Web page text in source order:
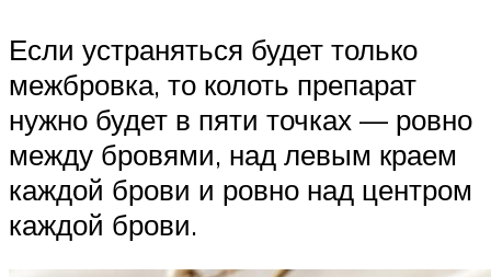
Если устраняться будет только
межбровка, то колоть препарат
нужно будет в пяти точках — ровно
между бровями, над левым краем
каждой брови и ровно над центром
каждой брови.